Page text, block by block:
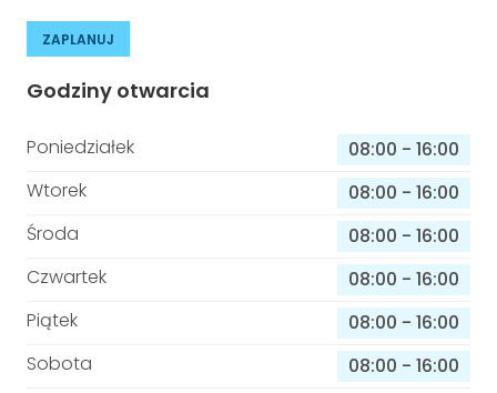
ZAPLANUJ
Godziny otwarcia
Poniedziałek 08:00 - 16:00
Wtorek
08:00 - 16:00
Środa
08:00 - 16:00
Czwartek
08:00 - 16:00
Piątek
08:00 - 16:00
Sobota
08:00 - 16:00